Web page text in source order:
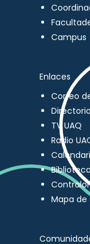
Campus
Enlaces
Correo
Directorio
TV UAQ
Radio
Mapa de